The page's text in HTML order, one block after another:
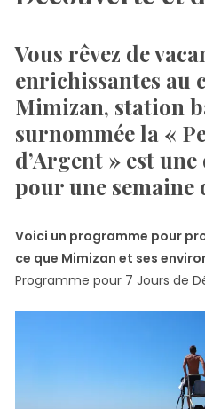
Vous rêvez de
enrichissantes au
Mimizan, station
surnommée la «
d’Argent » est
pour une semaine
Voici un programme pour
ce que Mimizan et ses
Programme pour 7 Jours de